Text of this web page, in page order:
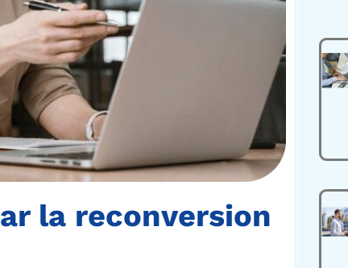
la reconversion